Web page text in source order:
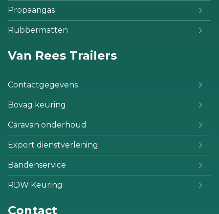
Propaangas
Rubbermatten
Van Rees Trailers
Contactgegevens
Bovag keuring
Caravan onderhoud
Export dienstverlening
Bandenservice
RDW Keuring
Contact